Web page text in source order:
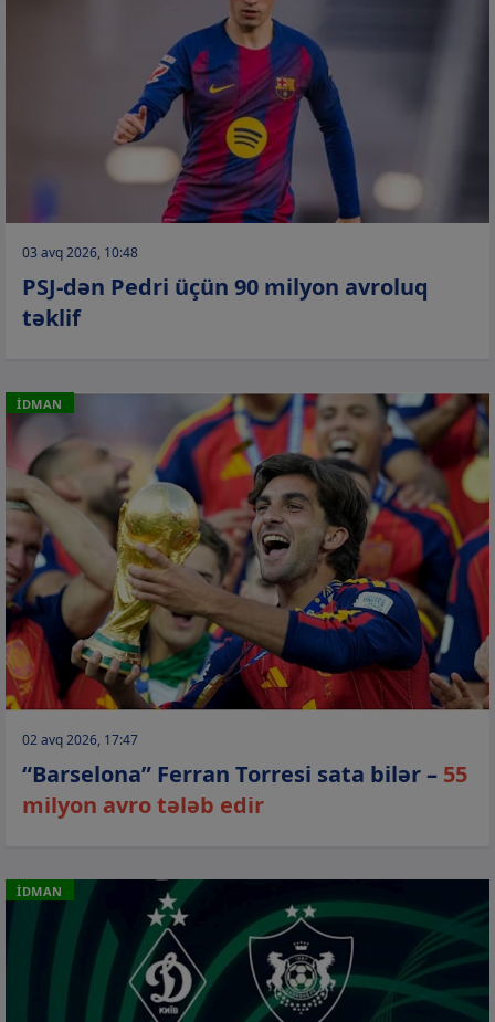
03 avq 2026, 10:48
PSJ-dən Pedri üçün 90 milyon avroluq
təklif
İDMAN
02 avq 2026, 17:47
“Barselona” Ferran Torresi sata bilər – 55
milyon avro tələb edir
İDMAN